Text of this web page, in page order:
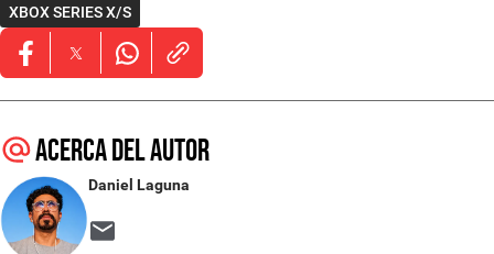
XBOX SERIES X/S
Opens in new window
Opens in new window
Opens in new window
Acerca del autor
Daniel Laguna